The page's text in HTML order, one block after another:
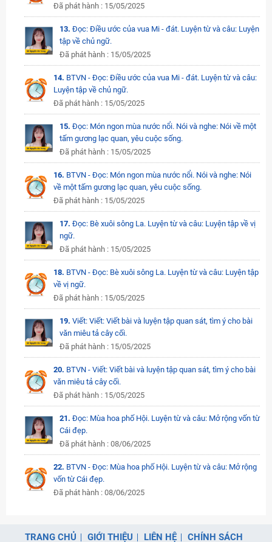
Đã phát hành : 15/05/2025
13. Đọc: Điều ước của vua Mi - đát. Luyện từ và câu: Luyện
tập về chủ ngữ.
Đã phát hành : 15/05/2025
14. BTVN - Đọc: Điều ước của vua Mi - đát. Luyện từ và câu:
Luyện tập về chủ ngữ.
Đã phát hành : 15/05/2025
15. Đọc: Món ngon mùa nước nổi. Nói và nghe: Nói về một
tấm gương lạc quan, yêu cuộc sống.
Đã phát hành : 15/05/2025
16. BTVN - Đọc: Món ngon mùa nước nổi. Nói và nghe: Nói
về một tấm gương lạc quan, yêu cuộc sống.
Đã phát hành : 15/05/2025
17. Đọc: Bè xuôi sông La. Luyện từ và câu: Luyện tập về vị
ngữ.
Đã phát hành : 15/05/2025
18. BTVN - Đọc: Bè xuôi sông La. Luyện từ và câu: Luyện tập
về vị ngữ.
Đã phát hành : 15/05/2025
19. Viết: Viết: Viết bài và luyện tập quan sát, tìm ý cho bài
văn miêu tả cây cối.
Đã phát hành : 15/05/2025
20. BTVN - Viết: Viết bài và luyện tập quan sát, tìm ý cho bài
văn miêu tả cây cối.
Đã phát hành : 15/05/2025
21. Đọc: Mùa hoa phố Hội. Luyện từ và câu: Mở rộng vốn từ
Cái đẹp.
Đã phát hành : 08/06/2025
22. BTVN - Đọc: Mùa hoa phố Hội. Luyện từ và câu: Mở rộng
vốn từ Cái đẹp.
Đã phát hành : 08/06/2025
TRANG CHỦ GIỚI THIỆU LIÊN HỆ CHÍNH SÁCH